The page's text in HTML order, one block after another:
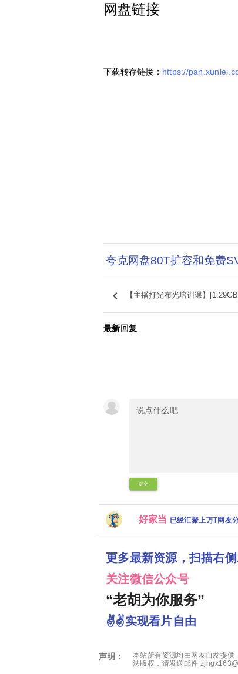
网盘链接
下载转存链接： https://
夸克网盘80T扩容和免费
keyboard_arrow_left 【主播打光布光培训课】[1.29GB]
最新回复
提交
好家当 已经汇聚上万T网友
更多最新资源，扫描右
关注微信公众号
“老胡为你服务”
✌✌实现看片自由
声明：
本站所有资源均由网友自发提
法版权，请发送邮件